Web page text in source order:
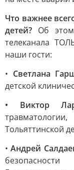
Что важнее
детей? Об
телеканала
наши гости:
• Светлана
детской
• Виктор
Тольяттинской
•Андрей